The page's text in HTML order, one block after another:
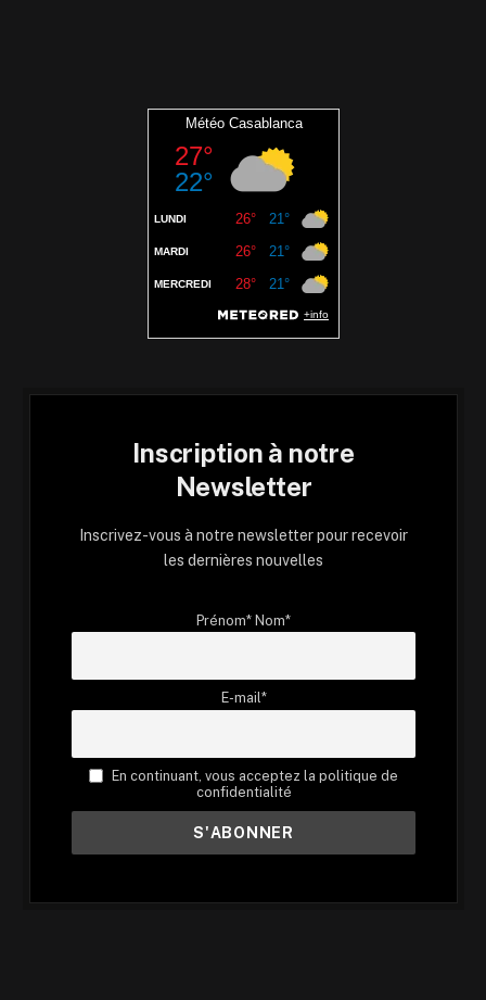
Inscription à notre
Newsletter
Inscrivez-vous à notre newsletter pour recevoir
les dernières nouvelles
Prénom* Nom*
E-mail*
En continuant, vous acceptez la politique de
confidentialité